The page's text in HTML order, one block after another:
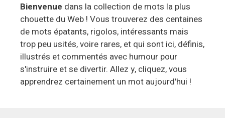
Bienvenue dans la collection de mots la plus
chouette du Web ! Vous trouverez des centaines
de mots épatants, rigolos, intéressants mais
trop peu usités, voire rares, et qui sont ici, définis,
illustrés et commentés avec humour pour
s'instruire et se divertir. Allez y, cliquez, vous
apprendrez certainement un mot aujourd'hui !